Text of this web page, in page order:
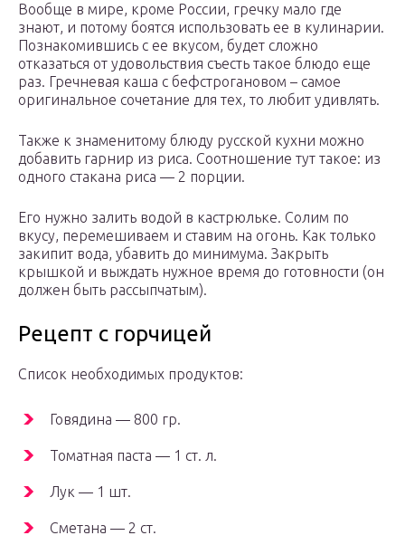
Вообще в мире, кроме России, гречку мало где
знают, и потому боятся использовать ее в кулинарии.
Познакомившись с ее вкусом, будет сложно
отказаться от удовольствия съесть такое блюдо еще
раз. Гречневая каша с бефстрогановом – самое
оригинальное сочетание для тех, то любит удивлять.
Также к знаменитому блюду русской кухни можно
добавить гарнир из риса. Соотношение тут такое: из
одного стакана риса — 2 порции.
Его нужно залить водой в кастрюльке. Солим по
вкусу, перемешиваем и ставим на огонь. Как только
закипит вода, убавить до минимума. Закрыть
крышкой и выждать нужное время до готовности (он
должен быть рассыпчатым).
Рецепт с горчицей
Список необходимых продуктов:
Говядина — 800 гр.
Томатная паста — 1 ст. л.
Лук — 1 шт.
Сметана — 2 ст.